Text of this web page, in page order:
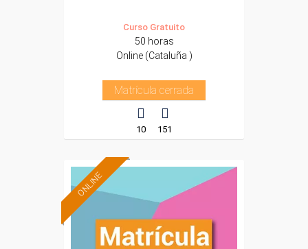
Curso Gratuito
50 horas
Online (Cataluña )
Matrícula cerrada
10 151
ONLINE